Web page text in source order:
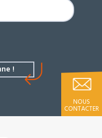
NOUS
CONTACTER